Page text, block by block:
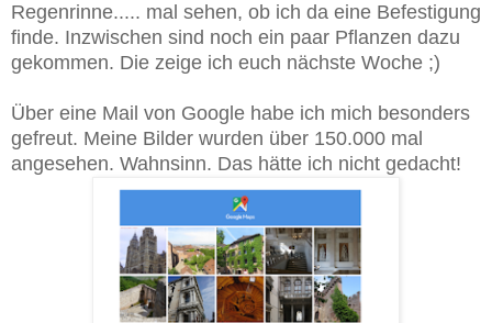
Regenrinne..... mal sehen, ob ich da eine Befestigung
finde. Inzwischen sind noch ein paar Pflanzen dazu
gekommen. Die zeige ich euch nächste Woche ;)
Über eine Mail von Google habe ich mich besonders
gefreut. Meine Bilder wurden über 150.000 mal
angesehen. Wahnsinn. Das hätte ich nicht gedacht!